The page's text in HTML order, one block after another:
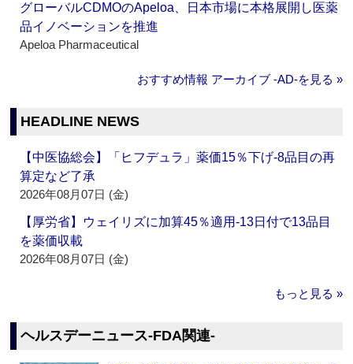
グローバルCDMOのApeloa、日本市場に本格展開し医薬
品イノベーションを推進
Apeloa Pharmaceutical
おすすめ情報 アーカイブ ‐AD‐を見る »
HEADLINE NEWS
【中医協総会】「ヒフデュラ」薬価15％下げ‐8品目の再
算定など了承
2026年08月07日 (金)
【厚労省】ウェイリズに加算45％適用‐13日付で13品目
を薬価収載
2026年08月07日 (金)
もっと見る »
ヘルスデーニュース‐FDA関連‐